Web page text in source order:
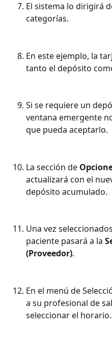
El sistema lo dirigirá
categorías.
En este ejemplo, la
tanto el depósito
Si se requiere un
ventana emergente
que pueda aceptarlo.
La sección de
actualizará con el
depósito acumulado.
Una vez
paciente pasará a la
(Proveedor).
En el menú de
a su profesional de
seleccionar el horario.